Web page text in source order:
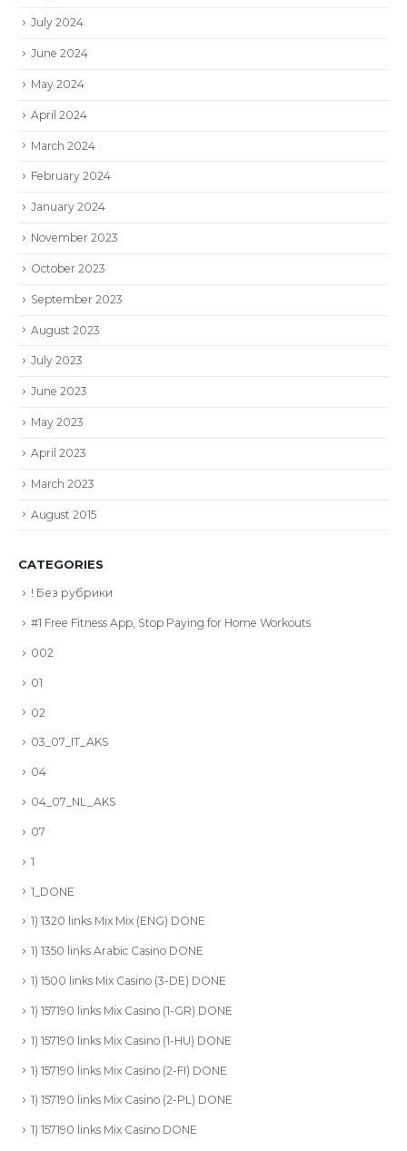
July 2024
June 2024
May 2024
April 2024
March 2024
February 2024
January 2024
November 2023
October 2023
September 2023
August 2023
July 2023
June 2023
May 2023
April 2023
March 2023
August 2015
CATEGORIES
! Без рубрики
#1 Free Fitness App, Stop Paying for Home Workouts
002
01
02
03_07_IT_AKS
04
04_07_NL_AKS
07
1
1_DONE
1) 1320 links Mix Mix (ENG) DONE
1) 1350 links Arabic Casino DONE
1) 1500 links Mix Casino (3-DE) DONE
1) 157190 links Mix Casino (1-GR) DONE
1) 157190 links Mix Casino (1-HU) DONE
1) 157190 links Mix Casino (2-FI) DONE
1) 157190 links Mix Casino (2-PL) DONE
1) 157190 links Mix Casino DONE